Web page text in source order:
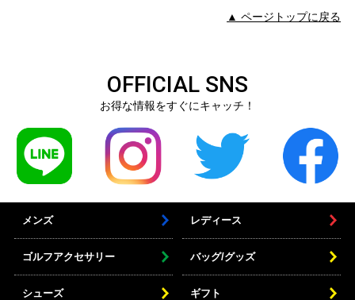
▲ ページトップに戻る
OFFICIAL SNS
お得な情報をすぐにキャッチ！
メンズ レディース
ゴルフアクセサリー バッグ/グッズ
シューズ ギフト